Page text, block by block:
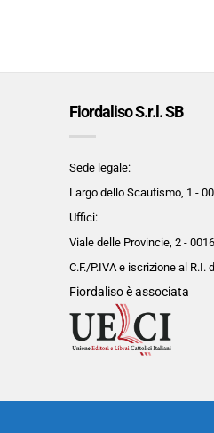
Fiordaliso S.r.l. SB
Sede legale:
Largo dello Scautismo, 1 -
Uffici:
Viale delle Provincie, 2 -
C.F./P.IVA e iscrizione al R.I.
Fiordaliso è associata